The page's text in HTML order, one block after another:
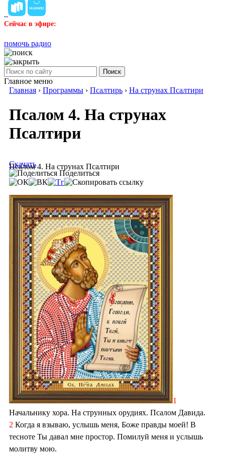
Сейчас в эфире:
помочь радио
Поиск
Главное меню
Главная › Программы › Псалтирь › На струнах Псалтири
Псалом 4. На струнах
Псалтири
Псалом 4. На струнах Псалтири
Скачать
Поделиться
1
Начальнику хора. На струнных орудиях. Псалом Давида.
2 Когда я взываю, услышь меня, Боже правды моей! В
тесноте Ты давал мне простор. Помилуй меня и услышь
молитву мою.